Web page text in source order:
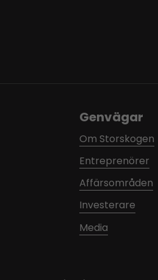
Genvägar
Om Storskogen
Entreprenörer
Affärsområden
Investerare
Media